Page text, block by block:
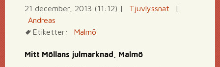
21 december, 2013 (11:12) | Tjuvlyssnat
|
Andreas
Etiketter:
Malmö
Mitt Möllans julmarknad, Malmö